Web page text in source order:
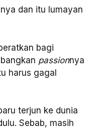
dan itu lumayan
bagi
passionnya
harus gagal
terjun ke dunia
Sebab, masih